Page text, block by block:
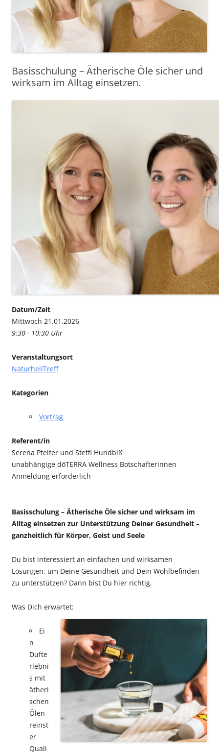
Basisschulung – Ätherische Öle sicher und
wirksam im Alltag einsetzen.
Datum/Zeit
Mittwoch 21.01.2026
9:30 - 10:30 Uhr
Veranstaltungsort
NaturheilTreff
Kategorien
Vortrag
Referent/in
Serena Pfeifer und Steffi Hundbiß
unabhängige dōTERRA Wellness Botschafterinnen
Anmeldung erforderlich
Basisschulung – Ätherische Öle sicher und wirksam im
Alltag einsetzen zur Unterstützung Deiner Gesundheit –
ganzheitlich für Körper, Geist und Seele
Du bist interessiert an einfachen und wirksamen
Lösungen, um Deine Gesundheit und Dein Wohlbefinden
zu unterstützen? Dann bist Du hier richtig.
Was Dich erwartet:
Ei
n
Dufte
rlebni
s mit
ätheri
schen
Ölen
reinst
er
Quali